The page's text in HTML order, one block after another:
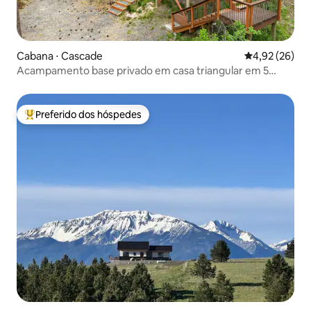
Cabana ⋅ Cascade 4,92 de uma
4,92 (26)
Acampamento base privado em casa triangular em 5
Entre os melhores preferidos dos hóspedes
Preferido dos hóspedes